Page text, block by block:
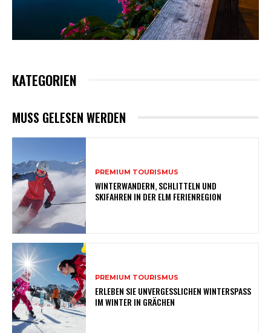
KATEGORIEN
MUSS GELESEN WERDEN
PREMIUM TOURISMUS
WINTERWANDERN, SCHLITTELN UND
SKIFAHREN IN DER ELM FERIENREGION
PREMIUM TOURISMUS
ERLEBEN SIE UNVERGESSLICHEN WINTERSPASS
IM WINTER IN GRÄCHEN